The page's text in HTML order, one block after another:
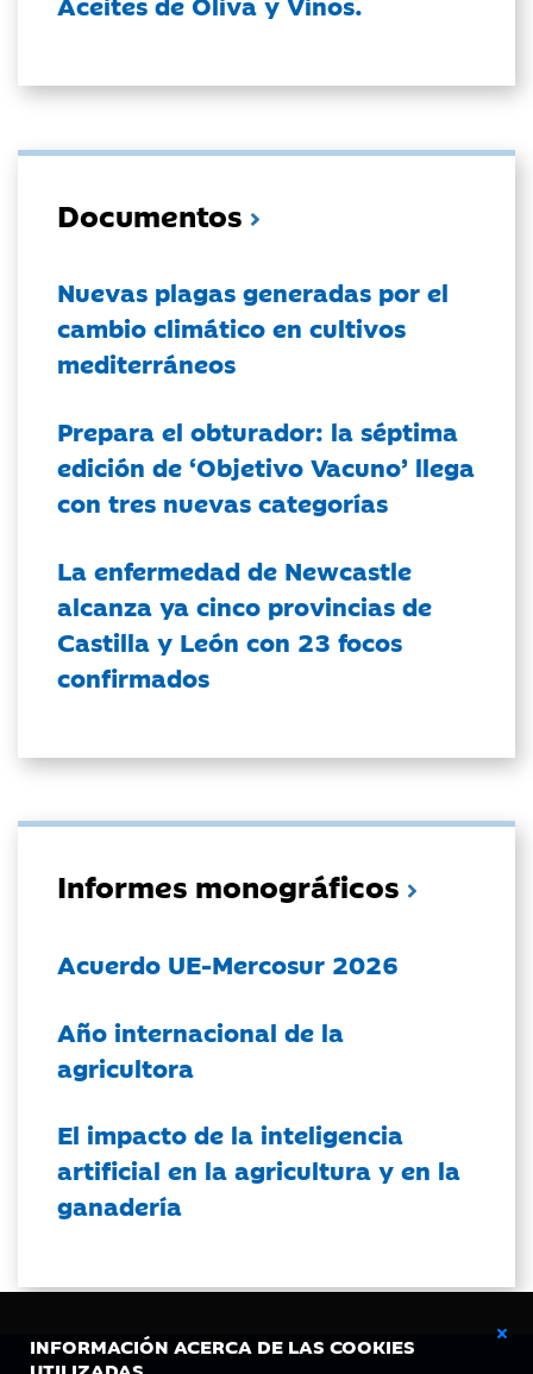
INFORMACIÓN ACERCA DE LAS COOKIES
Documentos
Nuevas plagas generadas por el
cambio climático en cultivos
mediterráneos
Prepara el obturador: la séptima
edición de ‘Objetivo Vacuno’ llega
con tres nuevas categorías
La enfermedad de Newcastle
alcanza ya cinco provincias de
Castilla y León con 23 focos
confirmados
Informes monográficos
Acuerdo UE-Mercosur 2026
Año internacional de la
agricultora
El impacto de la inteligencia
artificial en la agricultura y en la
ganadería